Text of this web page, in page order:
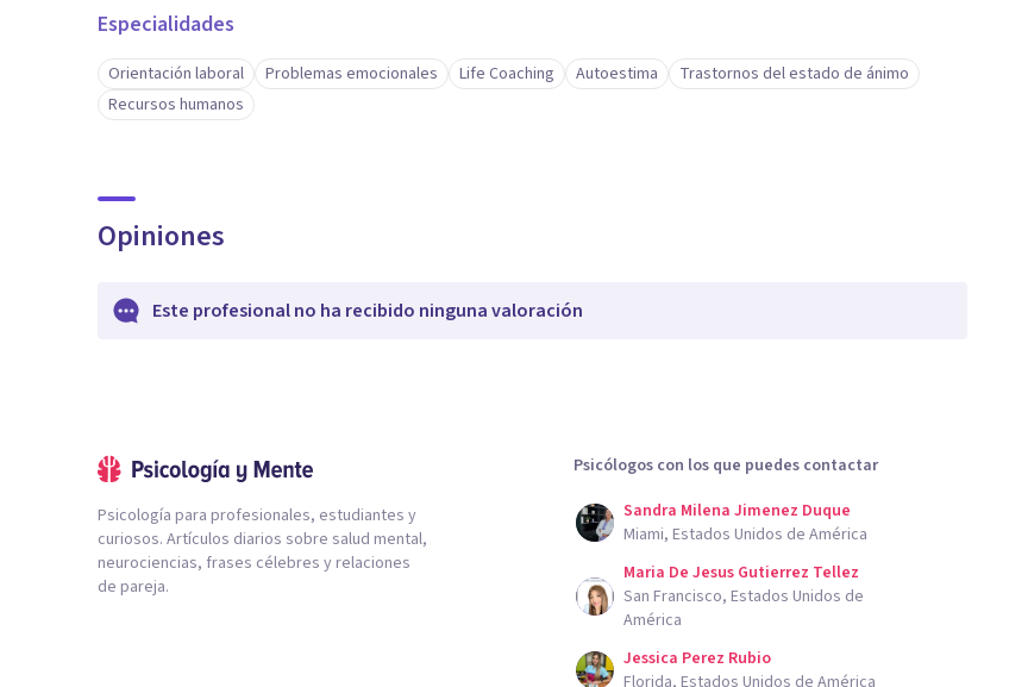
Especialidades
Orientación laboral Problemas emocionales Life Coaching Autoestima
Trastornos del estado de ánimo
Recursos humanos
Opiniones
Este profesional no ha recibido ninguna valoración
Psicología para profesionales, estudiantes y
curiosos. Artículos diarios sobre salud mental,
neurociencias, frases célebres y relaciones
de pareja.
Psicólogos con los que puedes contactar
Sandra Milena Jimenez Duque
Miami, Estados Unidos de América
Maria De Jesus Gutierrez Tellez
San Francisco, Estados Unidos de
América
Jessica Perez Rubio
Florida, Estados Unidos de América